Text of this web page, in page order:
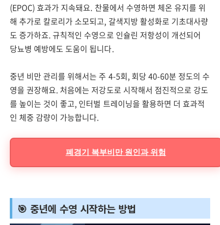
(EPOC) 효과가 지속돼요. 찬물에서 수영하면 체온 유지를 위
해 추가로 칼로리가 소모되고, 갈색지방 활성화로 기초대사량
도 증가하죠. 규칙적인 수영으로 인슐린 저항성이 개선되어
당뇨병 예방에도 도움이 됩니다.
중년 비만 관리를 위해서는 주 4-5회, 회당 40-60분 정도의 수
영을 권장해요. 처음에는 저강도로 시작해서 점진적으로 강도
를 높이는 것이 좋고, 인터벌 트레이닝을 활용하면 더 효과적
인 체중 감량이 가능합니다.
폐경기 복부비만 원인과 위험
🎯 중년에 수영 시작하는 방법